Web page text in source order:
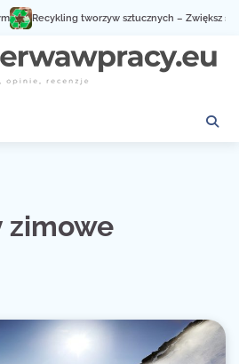
Recykling tworzyw sztucznych – Zwiększ
zimowe